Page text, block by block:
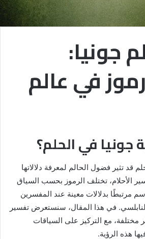
جونيا:
في عالم
جونيا في الحلم؟
قد تثير فضول الحالم لمعرفة دلالاتها
الأحلام، تختلف الرموز بحسب السياق
مرتبطًا بدلالات معينة عند المفسرين
في هذا المقال، سنستعرض تفسير
مع التركيز على السياقات
هذه الرؤية.